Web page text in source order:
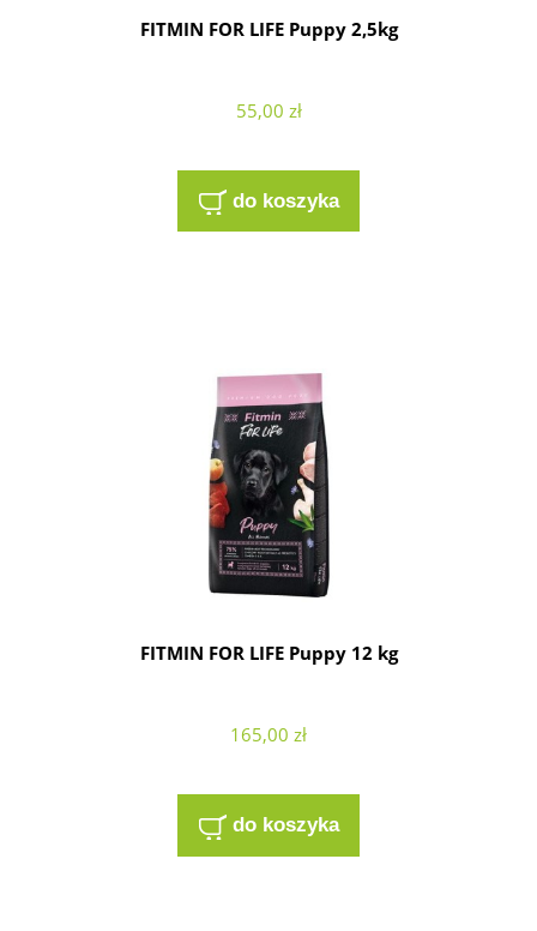
FITMIN FOR LIFE Puppy 2,5kg
55,00 zł
do koszyka
FITMIN FOR LIFE Puppy 12 kg
165,00 zł
do koszyka